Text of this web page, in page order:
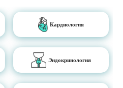
Кардиология
Эндокринология